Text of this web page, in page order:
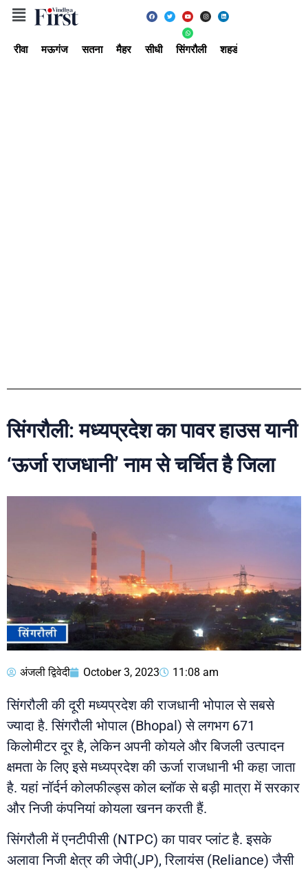
रीवा मऊगंज सतना मैहर सीधी सिंगरौली शहडोल
सिंगरौली: मध्यप्रदेश का पावर हाउस यानी
‘ऊर्जा राजधानी’ नाम से चर्चित है जिला
अंजली द्विवेदी October 3, 2023 11:08 am
सिंगरौली की दूरी मध्यप्रदेश की राजधानी भोपाल से सबसे
ज्यादा है. सिंगरौली भोपाल (Bhopal) से लगभग 671
किलोमीटर दूर है, लेकिन अपनी कोयले और बिजली उत्पादन
क्षमता के लिए इसे मध्यप्रदेश की ऊर्जा राजधानी भी कहा जाता
है. यहां नॉर्दर्न कोलफील्ड्स कोल ब्लॉक से बड़ी मात्रा में सरकार
और निजी कंपनियां कोयला खनन करती हैं.
सिंगरौली में एनटीपीसी (NTPC) का पावर प्लांट है. इसके
अलावा निजी क्षेत्र की जेपी(JP), रिलायंस (Reliance) जैसी